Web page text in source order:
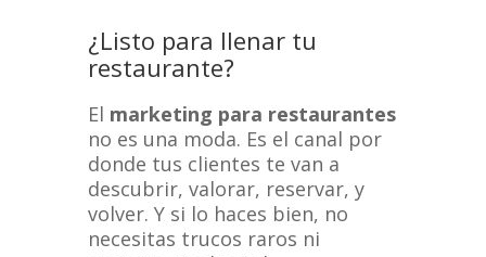
¿Listo para llenar tu
restaurante?
El marketing para restaurantes
no es una moda. Es el canal por
donde tus clientes te van a
descubrir, valorar, reservar, y
volver. Y si lo haces bien, no
necesitas trucos raros ni